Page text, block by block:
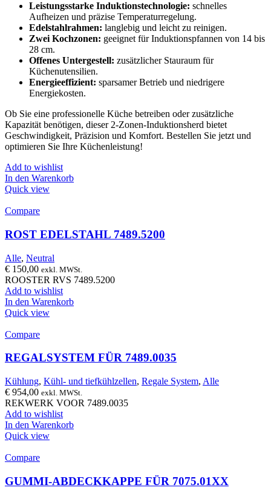
Leistungsstarke Induktionstechnologie: schnelles
Aufheizen und präzise Temperaturregelung.
Edelstahlrahmen: langlebig und leicht zu reinigen.
Zwei Kochzonen: geeignet für Induktionspfannen von 14 bis
28 cm.
Offenes Untergestell: zusätzlicher Stauraum für
Küchenutensilien.
Energieeffizient: sparsamer Betrieb und niedrigere
Energiekosten.
Ob Sie eine professionelle Küche betreiben oder zusätzliche
Kapazität benötigen, dieser 2-Zonen-Induktionsherd bietet
Geschwindigkeit, Präzision und Komfort. Bestellen Sie jetzt und
optimieren Sie Ihre Küchenleistung!
Add to wishlist
In den Warenkorb
Quick view
Compare
ROST EDELSTAHL 7489.5200
Alle, Neutral
€ 150,00 exkl. MWSt.
ROOSTER RVS 7489.5200
Add to wishlist
In den Warenkorb
Quick view
Compare
REGALSYSTEM FÜR 7489.0035
Kühlung, Kühl- und tiefkühlzellen, Regale System, Alle
€ 954,00 exkl. MWSt.
REKWERK VOOR 7489.0035
Add to wishlist
In den Warenkorb
Quick view
Compare
GUMMI-ABDECKKAPPE FÜR 7075.01XX